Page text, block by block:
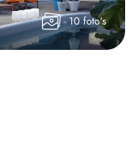
10 foto's